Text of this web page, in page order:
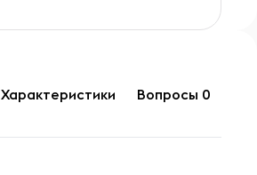
Характеристики Вопросы 0